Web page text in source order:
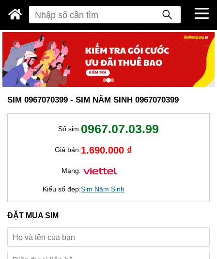
SIM 0967070399 - SIM NĂM SINH 0967070399
Số sim:0967.07.03.99
Giá bán:1.690.000 ₫
Mạng:
Kiểu số đẹp:Sim Năm Sinh
ĐẶT MUA SIM